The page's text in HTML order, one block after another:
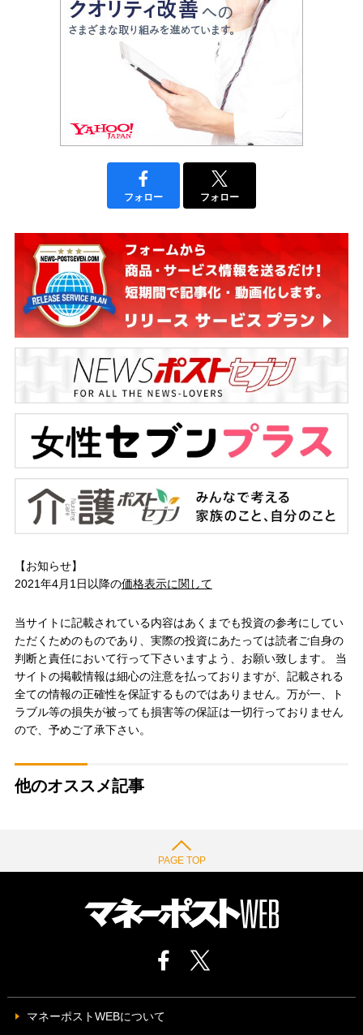
フォロー フォロー
【お知らせ】
2021年4月1日以降の価格表示に関して
当サイトに記載されている内容はあくまでも投資の参考にしてい
ただくためのものであり、実際の投資にあたっては読者ご自身の
判断と責任において行って下さいますよう、お願い致します。 当
サイトの掲載情報は細心の注意を払っておりますが、記載される
全ての情報の正確性を保証するものではありません。万が一、ト
ラブル等の損失が被っても損害等の保証は一切行っておりません
ので、予めご了承下さい。
他のオススメ記事
PAGE TOP
マネーポストWEBについて